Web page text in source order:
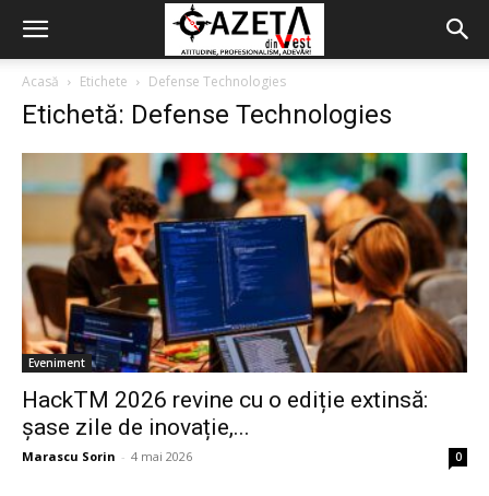
Acasă Etichete Defense Technologies
Etichetă: Defense Technologies
Eveniment
HackTM 2026 revine cu o ediție extinsă:
șase zile de inovație,...
Marascu Sorin - 4 mai 2026 0